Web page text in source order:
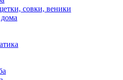
совки, веники